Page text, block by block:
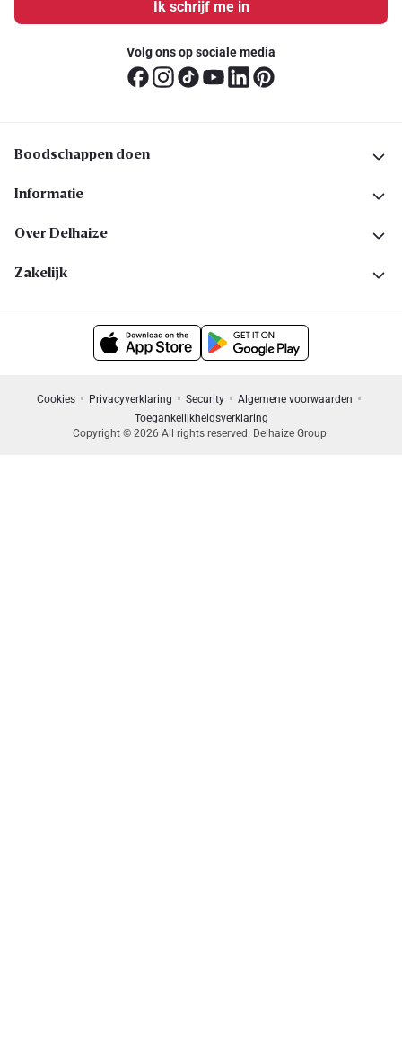
Ik schrijf me in
Volg ons op sociale media
Boodschappen doen
Informatie
Over Delhaize
Zakelijk
Cookies Privacyverklaring Security
Algemene voorwaarden
Toegankelijkheidsverklaring
Copyright © 2026 All rights reserved. Delhaize Group.